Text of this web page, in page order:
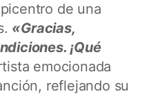
de una
«Gracias,
¡Qué
emocionada
reflejando su